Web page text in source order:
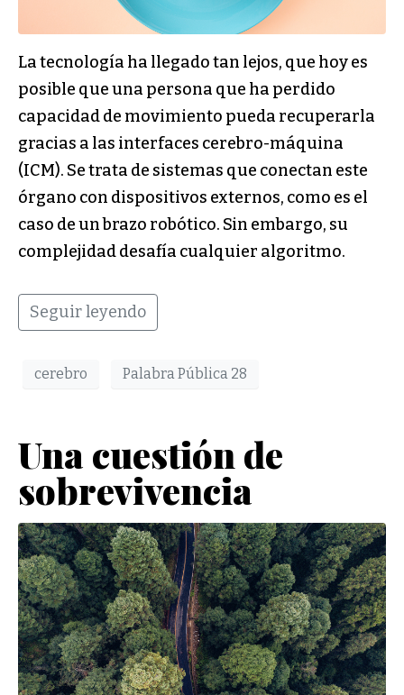
La tecnología ha llegado tan lejos, que hoy es
posible que una persona que ha perdido
capacidad de movimiento pueda recuperarla
gracias a las interfaces cerebro-máquina
(ICM). Se trata de sistemas que conectan este
órgano con dispositivos externos, como es el
caso de un brazo robótico. Sin embargo, su
complejidad desafía cualquier algoritmo.
Seguir leyendo
cerebro Palabra Pública 28
Una cuestión de
sobrevivencia